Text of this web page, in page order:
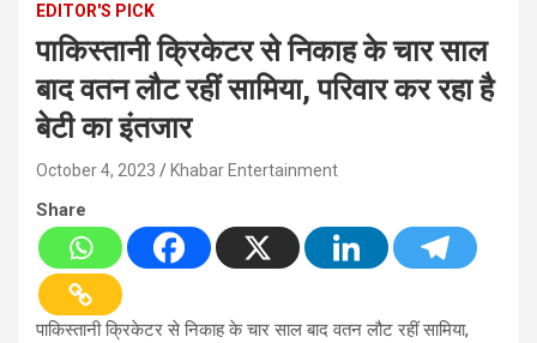
EDITOR'S PICK
पाकिस्तानी क्रिकेटर से निकाह के चार साल
बाद वतन लौट रहीं सामिया, परिवार कर रहा है
बेटी का इंतजार
October 4, 2023 Khabar Entertainment
Share
पाकिस्तानी क्रिकेटर से निकाह के चार साल बाद वतन लौट रहीं सामिया,